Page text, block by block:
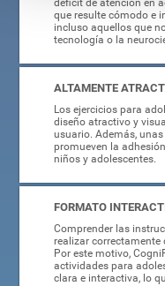
déficit de atención en
que resulte cómodo e
incluso aquellos que
tecnología o la
ALTAMENTE
Los ejercicios para
diseño atractivo y
usuario. Además,
promueven la
niños y adolescentes.
FORMATO
Comprender las
realizar
Por este motivo,
actividades para
clara e interactiva, lo